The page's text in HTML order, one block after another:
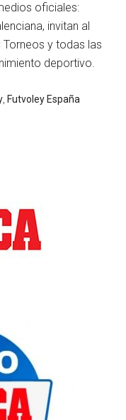
oficiales:
invitan al
y todas las
deportivo.
Futvoley España